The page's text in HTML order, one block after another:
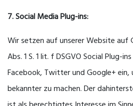
7. Social Media Plug-ins:
Wir setzen auf unserer Website auf
Abs. 1 S. 1 lit. f DSGVO Social Plug-
Facebook, Twitter und Google+ ein,
bekannter zu machen. Der